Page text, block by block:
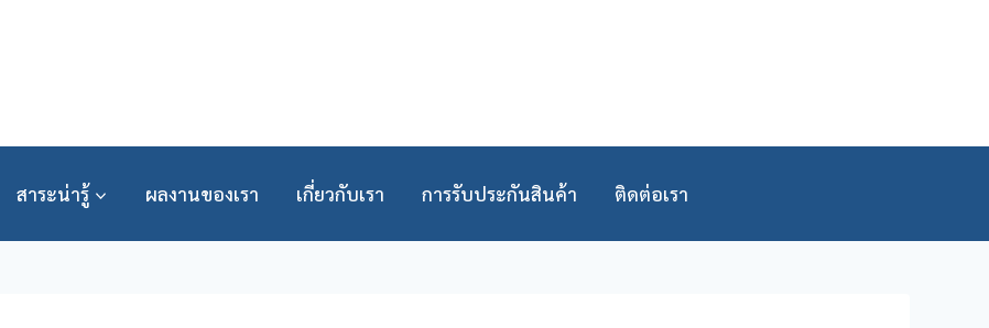
สาระน่ารู้ ผลงานของเรา เกี่ยวกับเรา การรับประกันสินค้า ติดต่อเรา